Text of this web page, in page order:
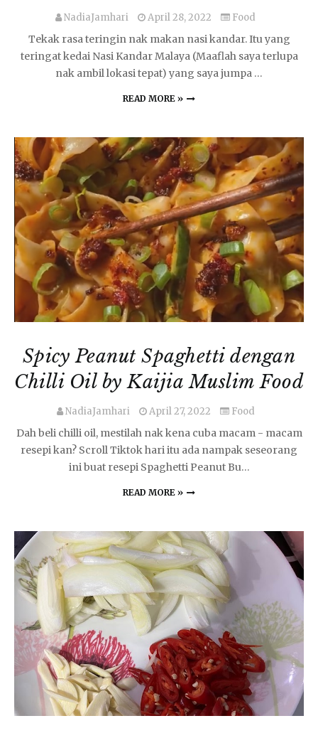
NadiaJamhari April 28, 2022 Food
Tekak rasa teringin nak makan nasi kandar. Itu yang
teringat kedai Nasi Kandar Malaya (Maaflah saya terlupa
nak ambil lokasi tepat) yang saya jumpa …
READ MORE »
Spicy Peanut Spaghetti dengan
Chilli Oil by Kaijia Muslim Food
NadiaJamhari April 27, 2022 Food
Dah beli chilli oil, mestilah nak kena cuba macam - macam
resepi kan? Scroll Tiktok hari itu ada nampak seseorang
ini buat resepi Spaghetti Peanut Bu…
READ MORE »